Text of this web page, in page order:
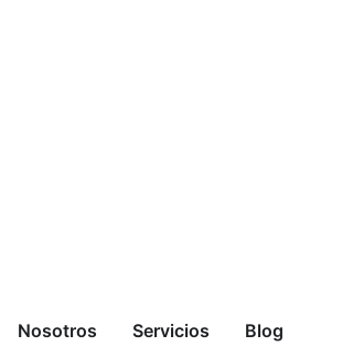
Nosotros Servicios Blog